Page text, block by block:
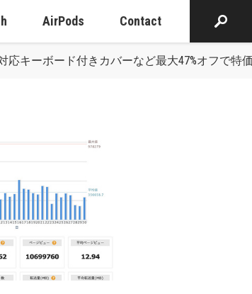
AirPods Contact
応キーボード付きカバーなど最大47%オフで